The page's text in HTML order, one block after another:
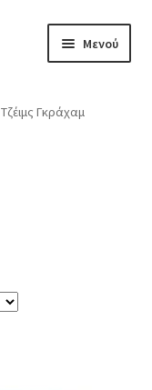
Μενού
Τζέιμς Γκράχαμ